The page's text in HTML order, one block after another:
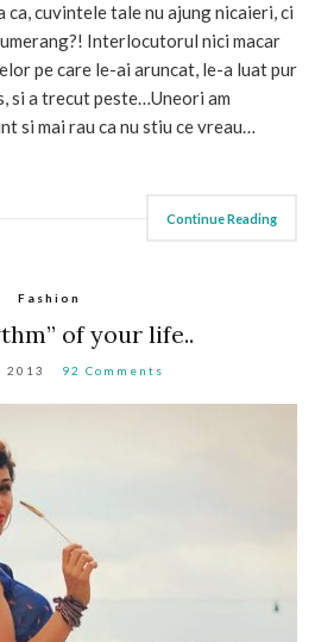
cuvintele tale nu ajung nicaieri, ci
Interlocutorul nici macar
pe care le-ai aruncat, le-a luat pur
si a trecut peste…Uneori am
si mai rau ca nu stiu ce vreau…
Continue Reading
Fashion
of your life..
2013 92 Comments